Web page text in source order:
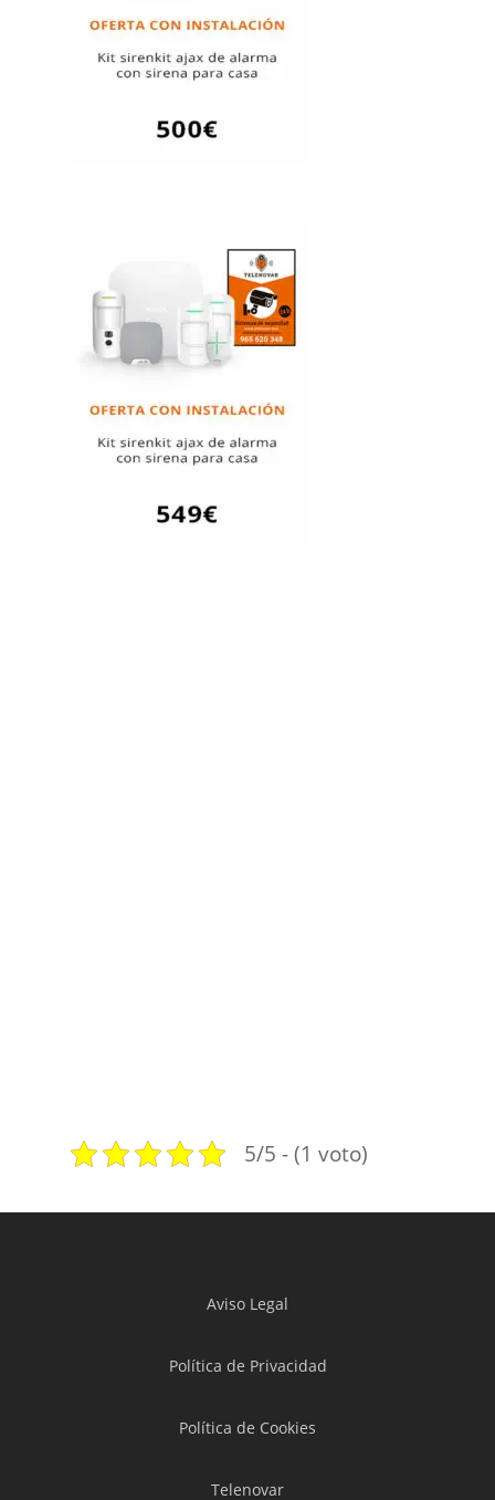
5/5 - (1 voto)
Aviso Legal
Política de Privacidad
Política de Cookies
Telenovar